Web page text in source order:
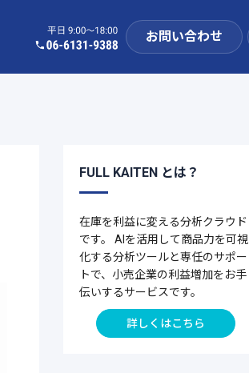
お問い合わせ
FULL KAITEN とは？
在庫を利益に変える分析クラウド
です。 AIを活用して商品力を可視
化する分析ツールと専任のサポー
トで、小売企業の利益増加をお手
伝いするサービスです。
詳しくはこちら